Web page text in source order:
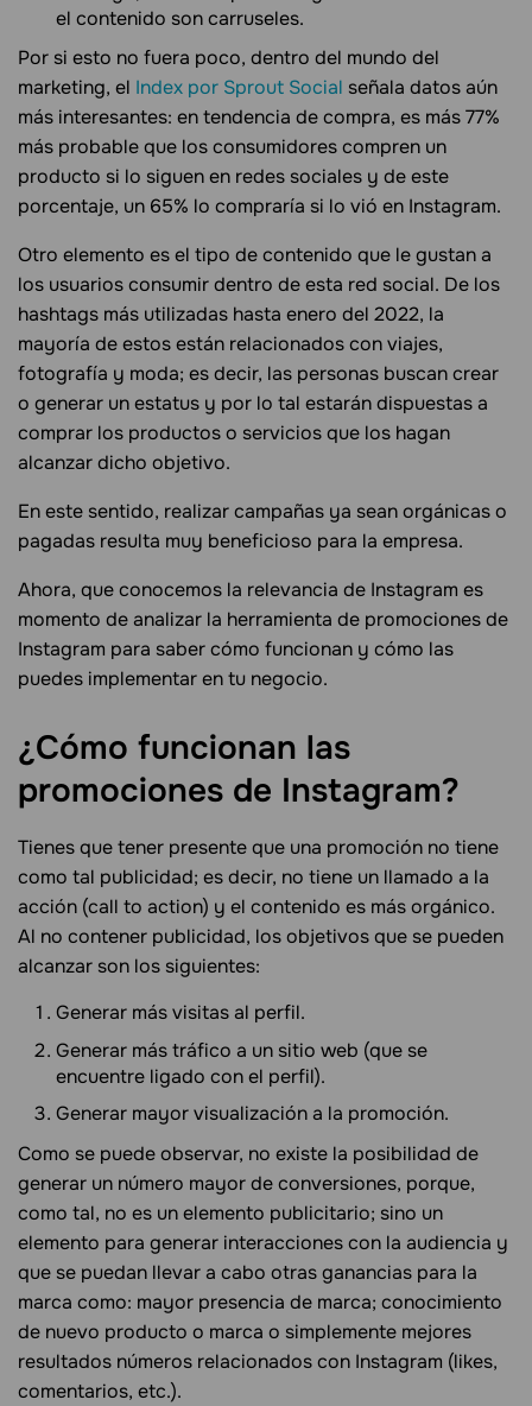
el contenido son carruseles.
Por si esto no fuera poco, dentro del mundo del
marketing, el Index por Sprout Social señala datos aún
más interesantes: en tendencia de compra, es más 77%
más probable que los consumidores compren un
producto si lo siguen en redes sociales y de este
porcentaje, un 65% lo compraría si lo vió en Instagram.
Otro elemento es el tipo de contenido que le gustan a
los usuarios consumir dentro de esta red social. De los
hashtags más utilizadas hasta enero del 2022, la
mayoría de estos están relacionados con viajes,
fotografía y moda; es decir, las personas buscan crear
o generar un estatus y por lo tal estarán dispuestas a
comprar los productos o servicios que los hagan
alcanzar dicho objetivo.
En este sentido, realizar campañas ya sean orgánicas o
pagadas resulta muy beneficioso para la empresa.
Ahora, que conocemos la relevancia de Instagram es
momento de analizar la herramienta de promociones de
Instagram para saber cómo funcionan y cómo las
puedes implementar en tu negocio.
¿Cómo funcionan las
promociones de Instagram?
Tienes que tener presente que una promoción no tiene
como tal publicidad; es decir, no tiene un llamado a la
acción (call to action) y el contenido es más orgánico.
Al no contener publicidad, los objetivos que se pueden
alcanzar son los siguientes:
Generar más visitas al perfil.
Generar más tráfico a un sitio web (que se
encuentre ligado con el perfil).
Generar mayor visualización a la promoción.
Como se puede observar, no existe la posibilidad de
generar un número mayor de conversiones, porque,
como tal, no es un elemento publicitario; sino un
elemento para generar interacciones con la audiencia y
que se puedan llevar a cabo otras ganancias para la
marca como: mayor presencia de marca; conocimiento
de nuevo producto o marca o simplemente mejores
resultados números relacionados con Instagram (likes,
comentarios, etc.).